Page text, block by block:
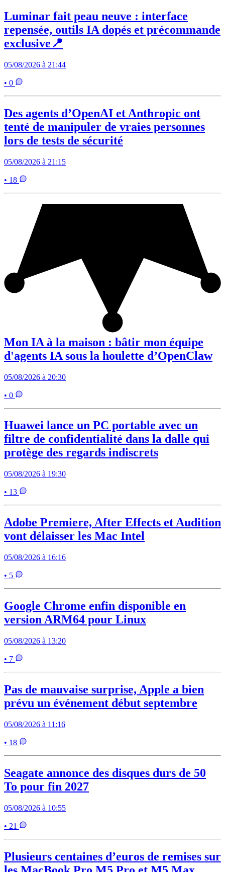
Luminar fait peau neuve : interface
repensée, outils IA dopés et précommande
exclusive📍
05/08/2026 à 21:44
• 0
Des agents d’OpenAI et Anthropic ont
tenté de manipuler de vraies personnes
lors de tests de sécurité
05/08/2026 à 21:15
• 18
Mon IA à la maison : bâtir mon équipe
d'agents IA sous la houlette d’OpenClaw
05/08/2026 à 20:30
• 0
Huawei lance un PC portable avec un
filtre de confidentialité dans la dalle qui
protège des regards indiscrets
05/08/2026 à 19:30
• 13
Adobe Premiere, After Effects et Audition
vont délaisser les Mac Intel
05/08/2026 à 16:16
• 5
Google Chrome enfin disponible en
version ARM64 pour Linux
05/08/2026 à 13:20
• 7
Pas de mauvaise surprise, Apple a bien
prévu un événement début septembre
05/08/2026 à 11:16
• 18
Seagate annonce des disques durs de 50
To pour fin 2027
05/08/2026 à 10:55
• 21
Plusieurs centaines d’euros de remises sur